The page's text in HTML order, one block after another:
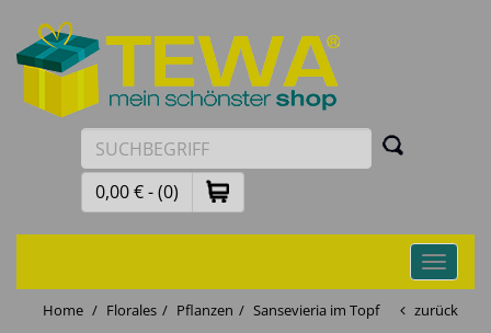
0,00 € - (0)
Toggle
Home
Florales Pflanzen Sansevieria im Topf zurück